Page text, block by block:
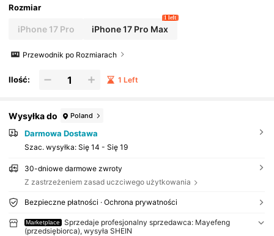
Rozmiar
iPhone 17 Pro iPhone 17 Pro Max
1 left
Przewodnik po Rozmiarach
Ilość: 1 Left
Wysyłka do Poland
Darmowa Dostawa
Szac. wysyłka: Się 14 - Się 19
30-dniowe darmowe zwroty
Z zastrzeżeniem zasad uczciwego użytkowania
Bezpieczne płatności · Ochrona prywatności
Marketplace
Sprzedaje profesjonalny sprzedawca: Mayefeng
(przedsiębiorca), wysyła SHEIN